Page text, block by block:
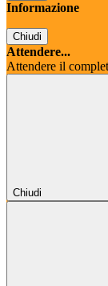
Informazione
Chiudi
Attendere...
Attendere il
Chiudi